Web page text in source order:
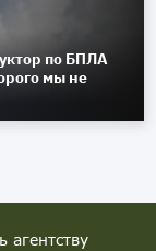
по БПЛА
мы не
агентству